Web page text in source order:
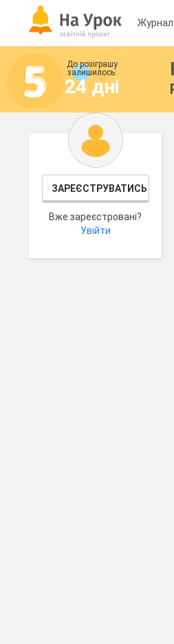
Журнал
До розіграшу
залишилось:
24 дні
ЗАРЕЄСТРУВАТИСЬ
Вже зареєстровані?
Увійти